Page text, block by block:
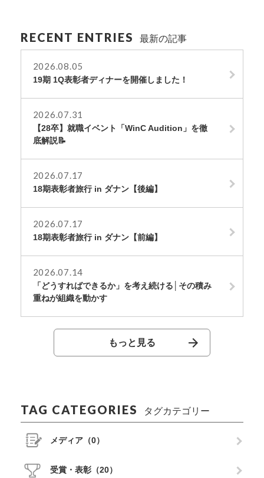
RECENT ENTRIES 最新の記事
2026.08.05
19期 1Q表彰者ディナーを開催しました！
2026.07.31
【28卒】就職イベント「WinC Audition」を徹
底解説📝
2026.07.17
18期表彰者旅行 in ダナン【後編】
2026.07.17
18期表彰者旅行 in ダナン【前編】
2026.07.14
「どうすればできるか」を考え続ける│その積み
重ねが組織を動かす
もっと見る
TAG CATEGORIES タグカテゴリー
メディア（0）
受賞・表彰（20）